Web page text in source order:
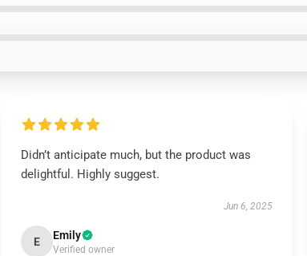
Didn’t anticipate much, but the product was
delightful. Highly suggest.
Jun 6, 2025
E Emily
Verified owner